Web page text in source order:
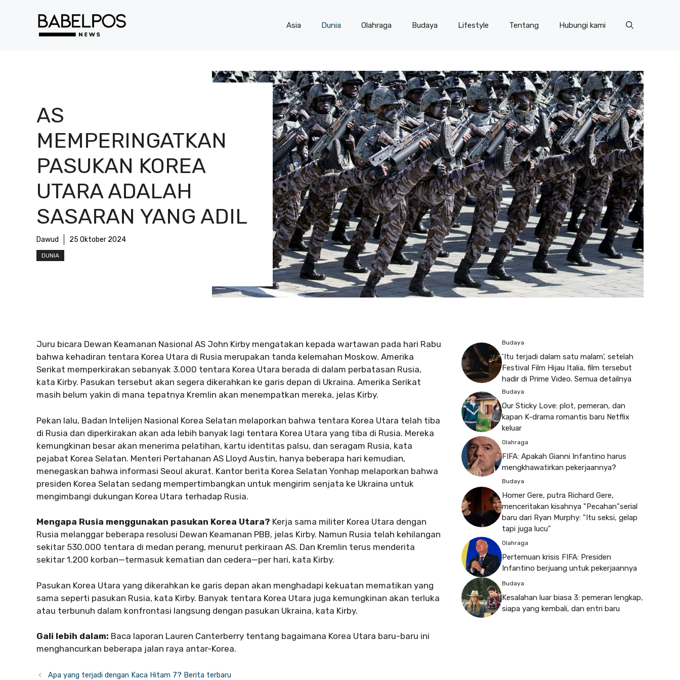
Asia Dunia Olahraga Budaya Lifestyle Tentang Hubungi kami
AS
MEMPERINGATKAN
PASUKAN KOREA
UTARA ADALAH
SASARAN YANG ADIL
Dawud 25 Oktober 2024
DUNIA
Juru bicara Dewan Keamanan Nasional AS John Kirby mengatakan kepada wartawan pada hari Rabu
bahwa kehadiran tentara Korea Utara di Rusia merupakan tanda kelemahan Moskow. Amerika
Serikat memperkirakan sebanyak 3.000 tentara Korea Utara berada di dalam perbatasan Rusia,
kata Kirby. Pasukan tersebut akan segera dikerahkan ke garis depan di Ukraina. Amerika Serikat
masih belum yakin di mana tepatnya Kremlin akan menempatkan mereka, jelas Kirby.
Pekan lalu, Badan Intelijen Nasional Korea Selatan melaporkan bahwa tentara Korea Utara telah tiba
di Rusia dan diperkirakan akan ada lebih banyak lagi tentara Korea Utara yang tiba di Rusia. Mereka
kemungkinan besar akan menerima pelatihan, kartu identitas palsu, dan seragam Rusia, kata
pejabat Korea Selatan. Menteri Pertahanan AS Lloyd Austin, hanya beberapa hari kemudian,
menegaskan bahwa informasi Seoul akurat. Kantor berita Korea Selatan Yonhap melaporkan bahwa
presiden Korea Selatan sedang mempertimbangkan untuk mengirim senjata ke Ukraina untuk
mengimbangi dukungan Korea Utara terhadap Rusia.
Mengapa Rusia menggunakan pasukan Korea Utara? Kerja sama militer Korea Utara dengan
Rusia melanggar beberapa resolusi Dewan Keamanan PBB, jelas Kirby. Namun Rusia telah kehilangan
sekitar 530.000 tentara di medan perang, menurut perkiraan AS. Dan Kremlin terus menderita
sekitar 1.200 korban—termasuk kematian dan cedera—per hari, kata Kirby.
Pasukan Korea Utara yang dikerahkan ke garis depan akan menghadapi kekuatan mematikan yang
sama seperti pasukan Rusia, kata Kirby. Banyak tentara Korea Utara juga kemungkinan akan terluka
atau terbunuh dalam konfrontasi langsung dengan pasukan Ukraina, kata Kirby.
Gali lebih dalam: Baca laporan Lauren Canterberry tentang bagaimana Korea Utara baru-baru ini
menghancurkan beberapa jalan raya antar-Korea.
Apa yang terjadi dengan Kaca Hitam 7? Berita terbaru
Budaya
‘Itu terjadi dalam satu malam’, setelah
Festival Film Hijau Italia, film tersebut
hadir di Prime Video. Semua detailnya
Budaya
Our Sticky Love: plot, pemeran, dan
kapan K-drama romantis baru Netflix
keluar
Olahraga
FIFA: Apakah Gianni Infantino harus
mengkhawatirkan pekerjaannya?
Budaya
Homer Gere, putra Richard Gere,
menceritakan kisahnya "Pecahan"serial
baru dari Ryan Murphy: "Itu seksi, gelap
tapi juga lucu"
Olahraga
Pertemuan krisis FIFA: Presiden
Infantino berjuang untuk pekerjaannya
Budaya
Kesalahan luar biasa 3: pemeran lengkap,
siapa yang kembali, dan entri baru